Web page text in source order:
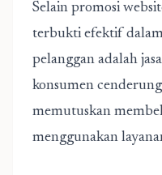
Selain promosi
terbukti efektif
pelanggan adalah
konsumen
memutuskan
menggunakan